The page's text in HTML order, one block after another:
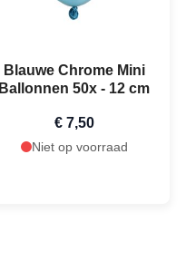
Blauwe Chrome Mini
Ballonnen 50x - 12 cm
€ 7,50
Niet op voorraad